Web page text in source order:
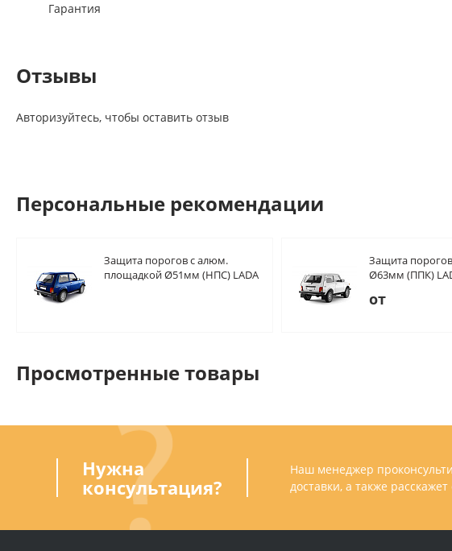
Гарантия
Отзывы
Авторизуйтесь, чтобы оставить отзыв
Персональные рекомендации
Защита порогов с алюм.
площадкой Ø51мм (НПС) LADA
Защита
Ø63мм (ППК)
от
Просмотренные товары
Нужна
консультация?
Наш менеджер
доставки, а также